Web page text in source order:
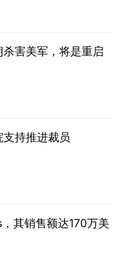
害美军，将是重启
持推进裁员
其销售额达170万美